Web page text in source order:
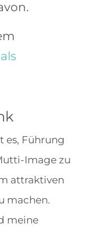
es, Führung
Image zu
attraktiven
machen.
meine